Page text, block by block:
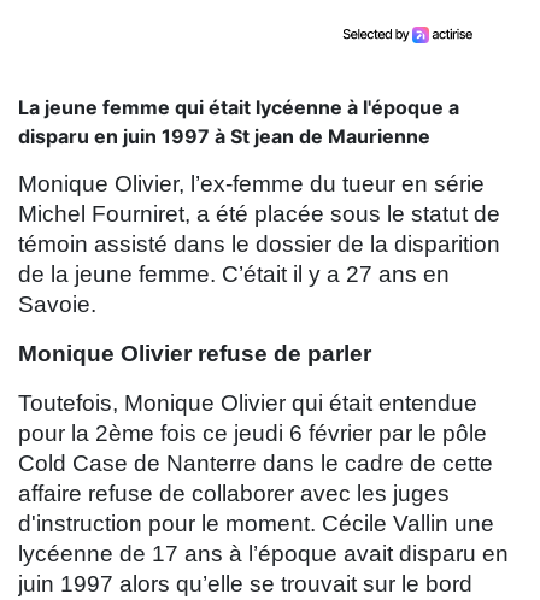
La jeune femme qui était lycéenne à l'époque a
disparu en juin 1997 à St jean de Maurienne
Monique Olivier, l’ex-femme du tueur en série
Michel Fourniret, a été placée sous le statut de
témoin assisté dans le dossier de la disparition
de la jeune femme. C’était il y a 27 ans en
Savoie.
Monique Olivier refuse de parler
Toutefois, Monique Olivier qui était entendue
pour la 2ème fois ce jeudi 6 février par le pôle
Cold Case de Nanterre dans le cadre de cette
affaire refuse de collaborer avec les juges
d'instruction pour le moment. Cécile Vallin une
lycéenne de 17 ans à l’époque avait disparu en
juin 1997 alors qu’elle se trouvait sur le bord